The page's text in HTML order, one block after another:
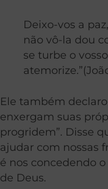
Deixo-vos a
não vô-la dou
se turbe o
Ele também
enxergam suas
progridem”. Disse
ajudar com nossas
é nos concedendo
de Deus.